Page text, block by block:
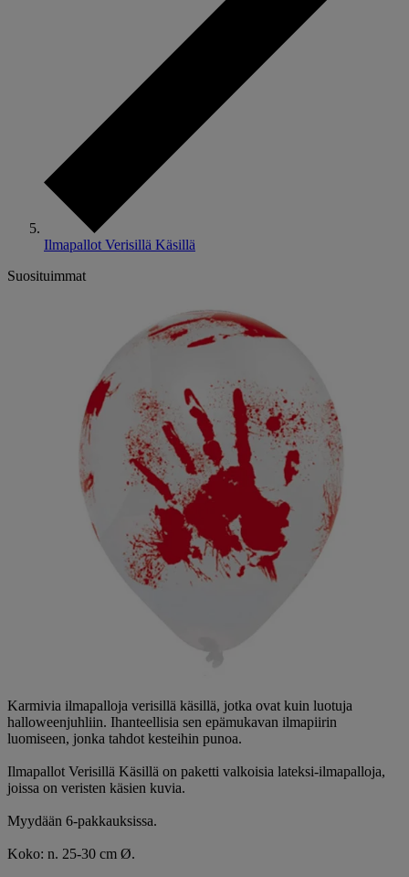
Ilmapallot Verisillä Käsillä
Suosituimmat
Karmivia ilmapalloja verisillä käsillä, jotka ovat kuin luotuja
halloweenjuhliin. Ihanteellisia sen epämukavan ilmapiirin
luomiseen, jonka tahdot kesteihin punoa.
Ilmapallot Verisillä Käsillä on paketti valkoisia lateksi-ilmapalloja,
joissa on veristen käsien kuvia.
Myydään 6-pakkauksissa.
Koko: n. 25-30 cm Ø.